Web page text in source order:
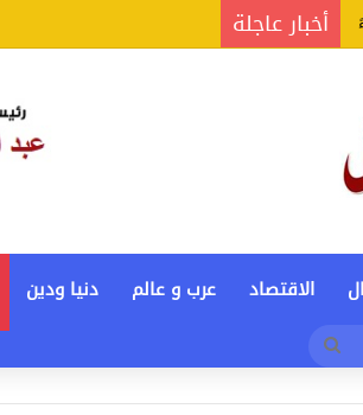
أخبار عاجلة
الاقتصاد عرب و عالم دنيا ودين